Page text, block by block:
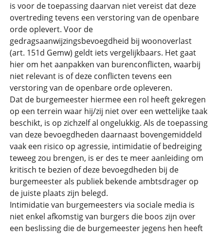
is voor de toepassing daarvan niet vereist dat deze
overtreding tevens een verstoring van de openbare
orde oplevert. Voor de
gedragsaanwijzingsbevoegdheid bij woonoverlast
(art. 151d Gemw) geldt iets vergelijkbaars. Het gaat
hier om het aanpakken van burenconflicten, waarbij
niet relevant is of deze conflicten tevens een
verstoring van de openbare orde opleveren.
Dat de burgemeester hiermee een rol heeft gekregen
op een terrein waar hij/zij niet over een wettelijke taak
beschikt, is op zichzelf al ongelukkig. Als de toepassing
van deze bevoegdheden daarnaast bovengemiddeld
vaak een risico op agressie, intimidatie of bedreiging
teweeg zou brengen, is er des te meer aanleiding om
kritisch te bezien of deze bevoegdheden bij de
burgemeester als publiek bekende ambtsdrager op
de juiste plaats zijn belegd.
Intimidatie van burgemeesters via sociale media is
niet enkel afkomstig van burgers die boos zijn over
een beslissing die de burgemeester jegens hen heeft